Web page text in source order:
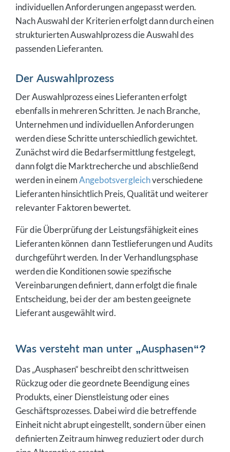
individuellen Anforderungen angepasst werden.
Nach Auswahl der Kriterien erfolgt dann durch einen
strukturierten Auswahlprozess die Auswahl des
passenden Lieferanten.
Der Auswahlprozess
Der Auswahlprozess eines Lieferanten erfolgt
ebenfalls in mehreren Schritten. Je nach Branche,
Unternehmen und individuellen Anforderungen
werden diese Schritte unterschiedlich gewichtet.
Zunächst wird die Bedarfsermittlung festgelegt,
dann folgt die Marktrecherche und abschließend
werden in einemAngebotsvergleichverschiedene
Lieferanten hinsichtlich Preis, Qualität und weiterer
relevanter Faktoren bewertet.
Für die Überprüfung der Leistungsfähigkeit eines
Lieferanten können dann Testlieferungen und Audits
durchgeführt werden. In der Verhandlungsphase
werden die Konditionen sowie spezifische
Vereinbarungen definiert, dann erfolgt die finale
Entscheidung, bei der der am besten geeignete
Lieferant ausgewählt wird.
Was versteht man unter „Ausphasen“?
Das „Ausphasen“ beschreibt den schrittweisen
Rückzug oder die geordnete Beendigung eines
Produkts, einer Dienstleistung oder eines
Geschäftsprozesses. Dabei wird die betreffende
Einheit nicht abrupt eingestellt, sondern über einen
definierten Zeitraum hinweg reduziert oder durch